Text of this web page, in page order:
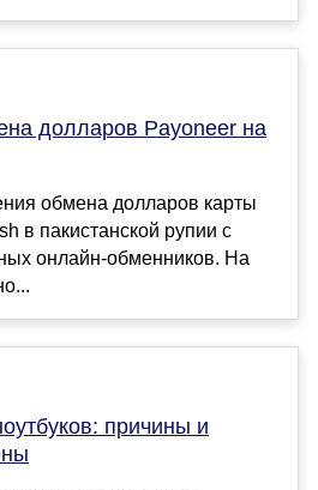
долларов Payoneer на
обмена долларов карты
в пакистанской рупии с
онлайн-обменников. На
причины и